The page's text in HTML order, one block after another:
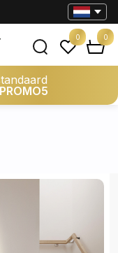
PROMO5
0 0